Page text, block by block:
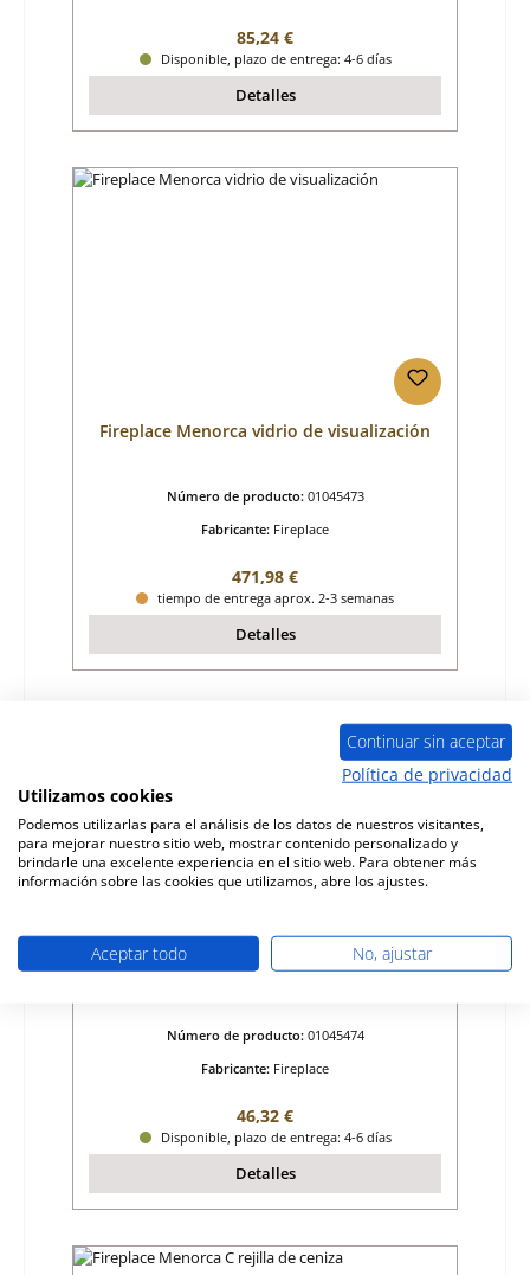
Precio normal:
85,24 €
Disponible, plazo de entrega: 4-6 días
Detalles
Fireplace Menorca vidrio de visualización
Número de producto: 01045473
Fabricante: Fireplace
Precio normal:
471,98 €
tiempo de entrega aprox. 2-3 semanas
Detalles
Fireplace Menorca junta de vidrio
Número de producto: 01045474
Fabricante: Fireplace
Precio normal:
46,32 €
Disponible, plazo de entrega: 4-6 días
Detalles
Continuar sin aceptar
Política de privacidad
Utilizamos cookies
Podemos utilizarlas para el análisis de los datos de nuestros visitantes,
para mejorar nuestro sitio web, mostrar contenido personalizado y
brindarle una excelente experiencia en el sitio web. Para obtener más
información sobre las cookies que utilizamos, abre los ajustes.
Aceptar todo No, ajustar